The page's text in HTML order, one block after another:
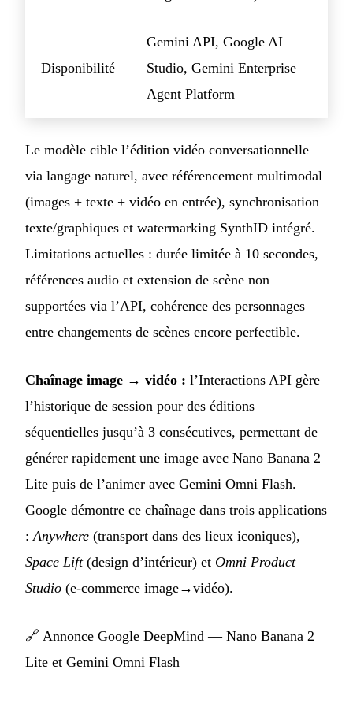
Disponibilité
Gemini API, Google AI
Studio, Gemini Enterprise
Agent Platform
Le modèle cible l’édition vidéo conversationnelle
via langage naturel, avec référencement multimodal
(images + texte + vidéo en entrée), synchronisation
texte/graphiques et watermarking SynthID intégré.
Limitations actuelles : durée limitée à 10 secondes,
références audio et extension de scène non
supportées via l’API, cohérence des personnages
entre changements de scènes encore perfectible.
Chaînage image → vidéo : l’Interactions API gère
l’historique de session pour des éditions
séquentielles jusqu’à 3 consécutives, permettant de
générer rapidement une image avec Nano Banana 2
Lite puis de l’animer avec Gemini Omni Flash.
Google démontre ce chaînage dans trois applications
:Anywhere (transport dans des lieux iconiques),
Space Lift(design d’intérieur) et Omni Product
Studio (e-commerce image→vidéo).
🔗 Annonce Google DeepMind — Nano Banana 2
Lite et Gemini Omni Flash